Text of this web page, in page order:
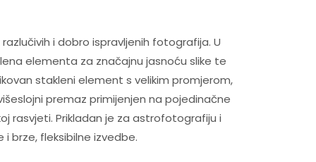
i dobro ispravljenih fotografija. U
elementa za značajnu jasnoću slike te
stakleni element s velikim promjerom,
premaz primijenjen na pojedinačne
rasvjeti. Prikladan je za astrofotografiju i
brze, fleksibilne izvedbe.